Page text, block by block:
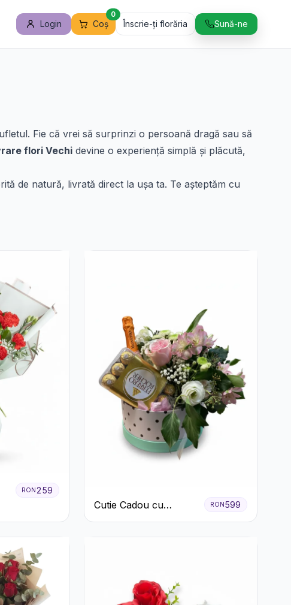
Login Coș
0
Înscrie-ți florăria Sună-ne
Fie că vrei să surprinzi o persoană dragă sau să
flori Vechi devine o experiență simplă și plăcută,
de natură, livrată direct la ușa ta. Te așteptăm cu
RON259
Cutie Cadou cu
Prosecco Mionetto
RON599